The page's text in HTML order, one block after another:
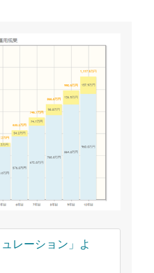
レーション」よ